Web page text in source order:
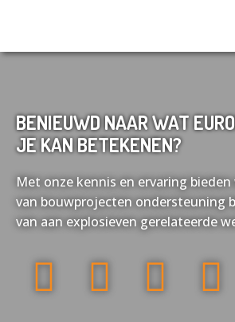
BENIEUWD NAAR WAT
JE KAN BETEKENEN?
Met onze kennis en ervaring
van bouwprojecten ondersteuning
van aan explosieven gerelateerde